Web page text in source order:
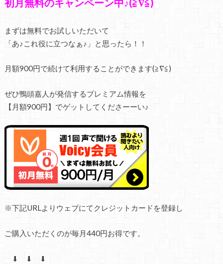
初月無料のキャンペーン中♪(≧∇≦)
まずは無料でお試しいただいて
「あ♪これ役に立つなぁ♪」と思ったら！！
月額900円で続けて利用することができます(≧∇≦)
ぜひ鴨頭嘉人が発信するプレミアム情報を
【月額900円】でゲットしてくださーーい♪
※下記URLよりウェブにてクレジットカードを登録し
ご購入いただくのが毎月440円お得です。
⬇ ⬇ ⬇